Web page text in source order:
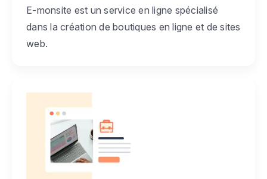
E-monsite est un service en ligne spécialisé
dans la création de boutiques en ligne et de sites
web.